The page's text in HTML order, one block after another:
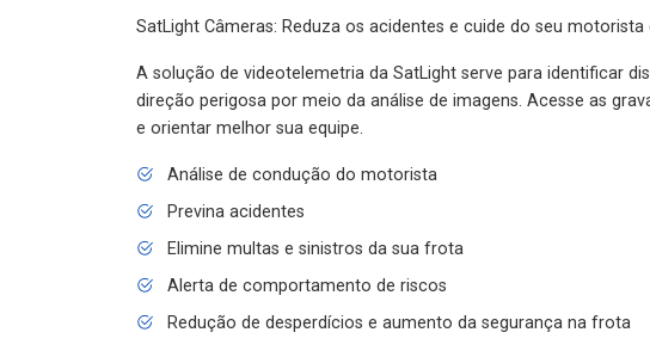
SatLight Câmeras: Reduza os acidentes e cuide do seu motorista
A solução de videotelemetria da SatLight serve para identificar
direção perigosa por meio da análise de imagens. Acesse as
e orientar melhor sua equipe.
Análise de condução do motorista
Previna acidentes
Elimine multas e sinistros da sua frota
Alerta de comportamento de riscos
Redução de desperdícios e aumento da segurança na frota